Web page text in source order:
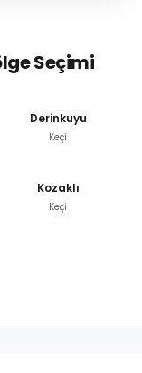
Seçimi
Derinkuyu
Keçi
Kozaklı
Keçi